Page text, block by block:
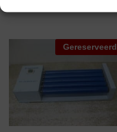
Gereserveerd